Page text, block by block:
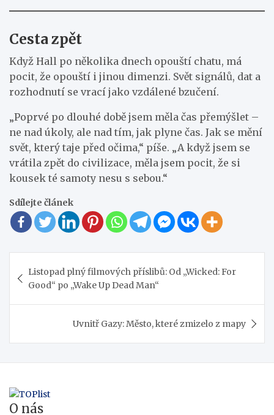
Cesta zpět
Když Hall po několika dnech opouští chatu, má
pocit, že opouští i jinou dimenzi. Svět signálů, dat a
rozhodnutí se vrací jako vzdálené bzučení.
„Poprvé po dlouhé době jsem měla čas přemýšlet –
ne nad úkoly, ale nad tím, jak plyne čas. Jak se mění
svět, který taje před očima,“ píše. „A když jsem se
vrátila zpět do civilizace, měla jsem pocit, že si
kousek té samoty nesu s sebou.“
Sdílejte článek
pro
příspěvek
Listopad plný filmových příslibů: Od „Wicked: For
Good“ po „Wake Up Dead Man“
Uvnitř Gazy: Město, které zmizelo z mapy
O nás